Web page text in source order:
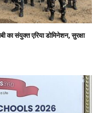
संयुक्त एरिया डोमिनेशन, सुरक्षा